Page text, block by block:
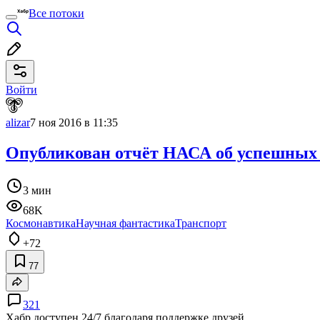
Все потоки
Войти
alizar7 ноя 2016 в 11:35
Опубликован отчёт НАСА об
3 мин
68K
КосмонавтикаНаучная фантастикаТранспорт
+72
77
321
Хабр доступен 24/7 благодаря поддержке друзей